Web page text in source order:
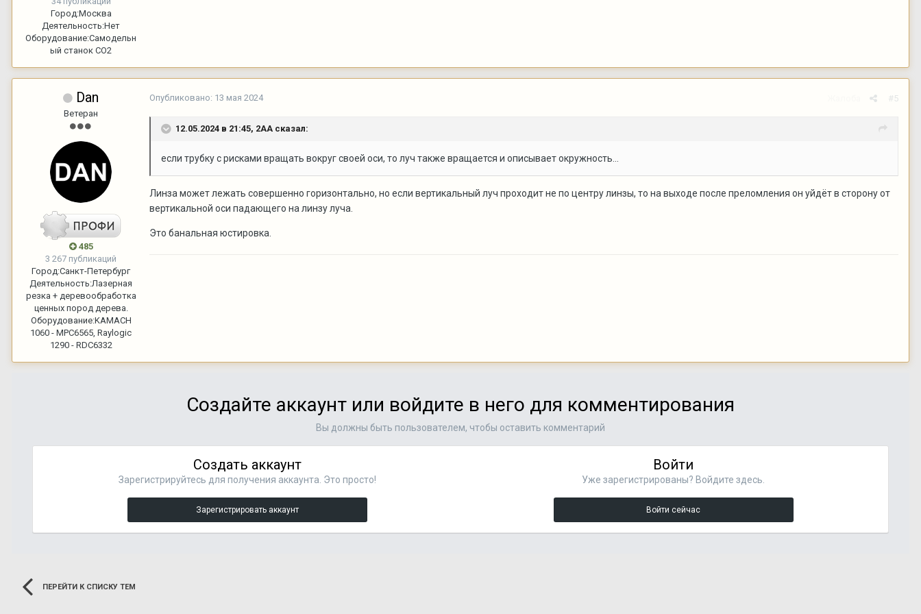
Город:Москва
Деятельность:Нет
Оборудование:Самодельн
ый станок CO2
Dan
Ветеран
485
3 267 публикаций
Город:Санкт-Петербург
Деятельность:Лазерная
резка + деревообработка
ценных пород дерева.
Оборудование:KAMACH
1060 - MPC6565, Raylogic
1290 - RDC6332
#5
Опубликовано: 13 мая 2024
12.05.2024 в 21:45, 2АА сказал:
если трубку с рисками вращать вокруг своей оси, то луч также вращается и описывает окружность...
Линза может лежать совершенно горизонтально, но если вертикальный луч проходит не по центру линзы, то на выходе после преломления он уйдёт в сторону от
вертикальной оси падающего на линзу луча.
Это банальная юстировка.
Создайте аккаунт или войдите в него для комментирования
Вы должны быть пользователем, чтобы оставить комментарий
Создать аккаунт
Зарегистрируйтесь для получения аккаунта. Это просто!
Зарегистрировать аккаунт
Войти
Уже зарегистрированы? Войдите здесь.
Войти сейчас
ПЕРЕЙТИ К СПИСКУ ТЕМ